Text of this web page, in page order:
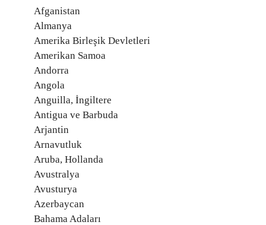
Afganistan
Almanya
Amerika Birleşik Devletleri
Amerikan Samoa
Andorra
Angola
Anguilla, İngiltere
Antigua ve Barbuda
Arjantin
Arnavutluk
Aruba, Hollanda
Avustralya
Avusturya
Azerbaycan
Bahama Adaları